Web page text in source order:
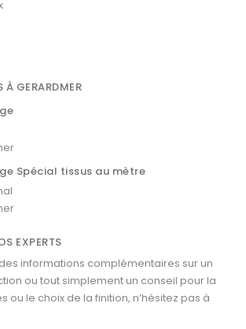
GERARDMER
Spécial tissus au mètre
EXPERTS
informations complémentaires sur un
ou tout simplement un conseil pour la
ou le choix de la finition, n’hésitez pas à